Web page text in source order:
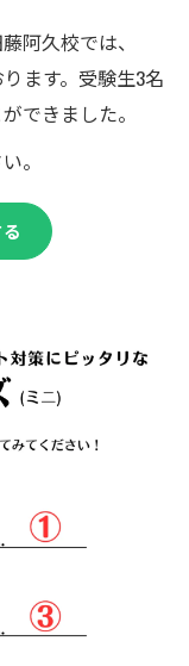
阿久校では、
ます。受験生3名
できました。
。